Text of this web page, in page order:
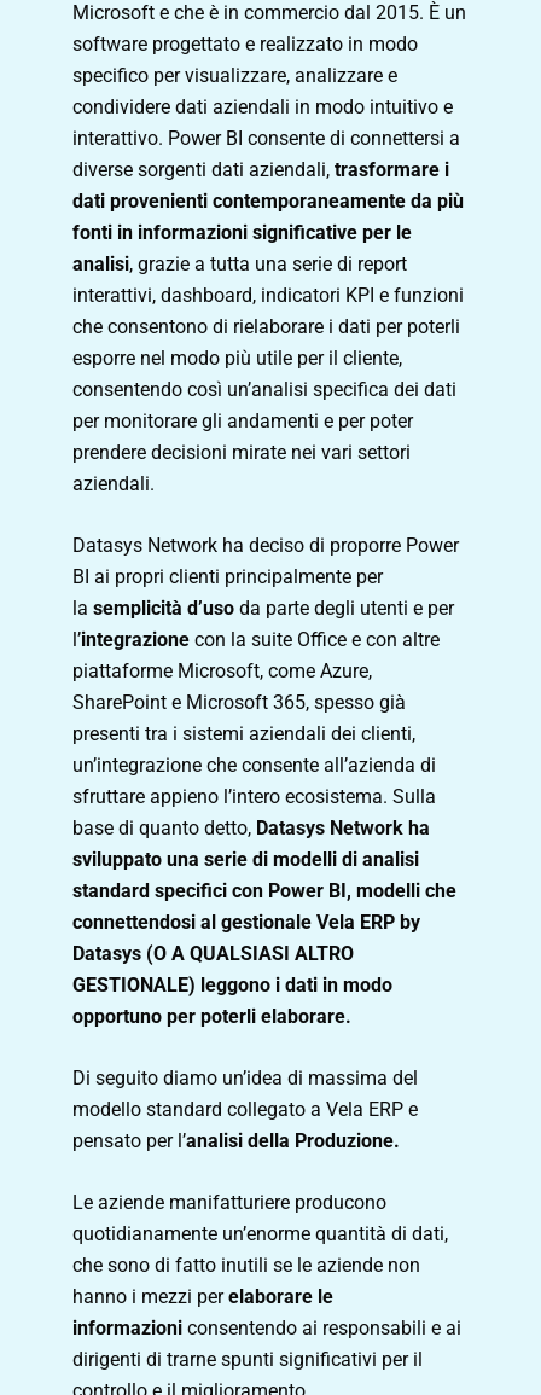
Microsoft e che è in commercio dal 2015. È un
software progettato e realizzato in modo
specifico per visualizzare, analizzare e
condividere dati aziendali in modo intuitivo e
interattivo. Power BI consente di connettersi a
diverse sorgenti dati aziendali, trasformare i
dati provenienti contemporaneamente da più
fonti in informazioni significative per le
analisi, grazie a tutta una serie di report
interattivi, dashboard, indicatori KPI e funzioni
che consentono di rielaborare i dati per poterli
esporre nel modo più utile per il cliente,
consentendo così un’analisi specifica dei dati
per monitorare gli andamenti e per poter
prendere decisioni mirate nei vari settori
aziendali.
Datasys Network ha deciso di proporre Power
BI ai propri clienti principalmente per
la semplicità d’uso da parte degli utenti e per
l’integrazione con la suite Office e con altre
piattaforme Microsoft, come Azure,
SharePoint e Microsoft 365, spesso già
presenti tra i sistemi aziendali dei clienti,
un’integrazione che consente all’azienda di
sfruttare appieno l’intero ecosistema. Sulla
base di quanto detto, Datasys Network ha
sviluppato una serie di modelli di analisi
standard specifici con Power BI, modelli che
connettendosi al gestionale Vela ERP by
Datasys (O A QUALSIASI ALTRO
GESTIONALE) leggono i dati in modo
opportuno per poterli elaborare.
Di seguito diamo un’idea di massima del
modello standard collegato a Vela ERP e
pensato per l’analisi della Produzione.
Le aziende manifatturiere producono
quotidianamente un’enorme quantità di dati,
che sono di fatto inutili se le aziende non
hanno i mezzi perelaborare le
informazioni consentendo ai responsabili e ai
dirigenti di trarne spunti significativi per il